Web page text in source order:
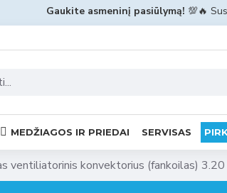
Gaukite asmeninį pasiūlymą! 💯🔥
MEDŽIAGOS IR PRIEDAI SERVISAS
ventiliatorinis konvektorius (fankoilas)